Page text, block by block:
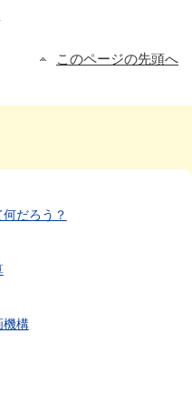
このページの先頭へ